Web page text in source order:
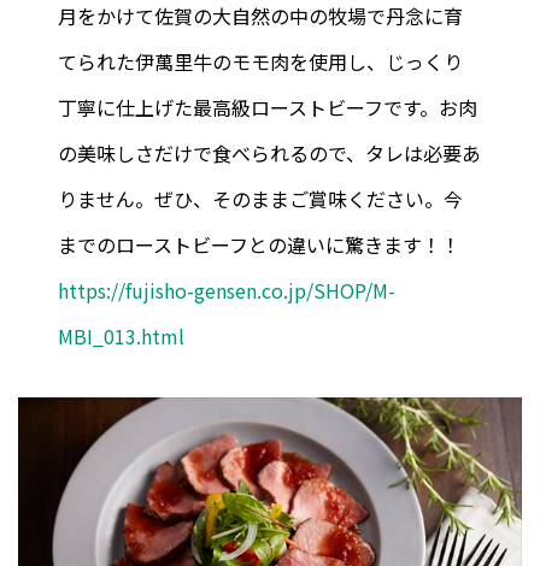
月をかけて佐賀の大自然の中の牧場で丹念に育
てられた伊萬里牛のモモ肉を使用し、じっくり
丁寧に仕上げた最高級ローストビーフです。お肉
の美味しさだけで食べられるので、タレは必要あ
りません。ぜひ、そのままご賞味ください。今
までのローストビーフとの違いに驚きます！！
https://fujisho-gensen.co.jp/SHOP/M-
MBI_013.html